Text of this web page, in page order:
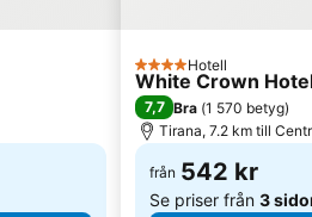
4 Stjärnor
Hotell
White Crown
7,7 Bra (1 570 betyg)
Tirana, 7.2 km till
från 542 kr
Se priser från 3